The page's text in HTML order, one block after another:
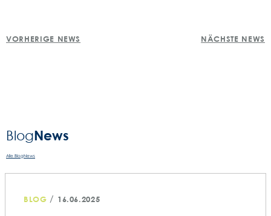
POST
VORHERIGE NEWS NÄCHSTE NEWS
Blog­News
Alle BlogNews
BLOG / 16.06.2025